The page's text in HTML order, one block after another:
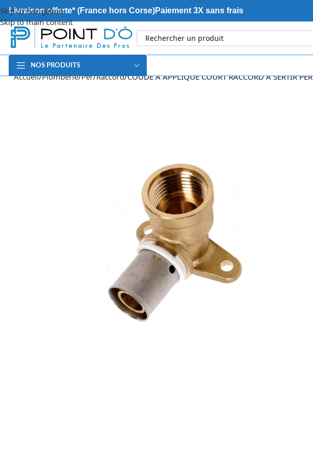
Skip to navigation
Skip to main content
Livraison offerte* (France hors Corse)Paiement 3X sans frais
NOS PRODUITS
Accueil Plomberie Per Raccord COUDE A APPLIQUE COURT RACCORD A SERTIR PER